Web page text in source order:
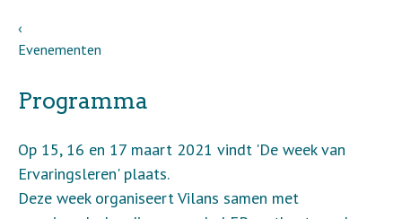
Evenementen
Programma
Op 15, 16 en 17 maart 2021 vindt 'De week van
Ervaringsleren' plaats.
Deze week organiseert Vilans samen met